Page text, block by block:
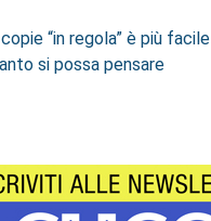
“in regola” è più facile
si possa pensare